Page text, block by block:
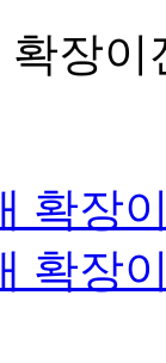
확장
확장
확장